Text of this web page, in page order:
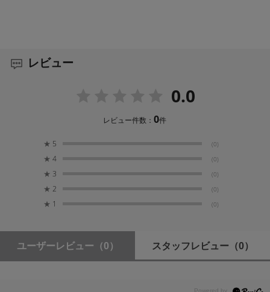
レビュー
0.0
レビュー件数：0件
★ 5 (0)
★ 4 (0)
★ 3 (0)
★ 2 (0)
★ 1 (0)
ユーザーレビュー （0） スタッフレビュー （0）